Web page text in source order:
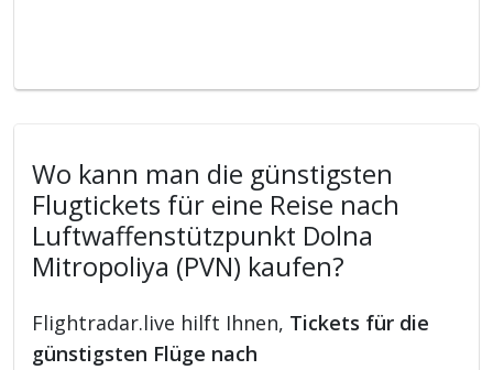
Wo kann man die günstigsten
Flugtickets für eine Reise nach
Luftwaffenstützpunkt Dolna
Mitropoliya (PVN) kaufen?
Flightradar.live hilft Ihnen, Tickets für die
günstigsten Flüge nach